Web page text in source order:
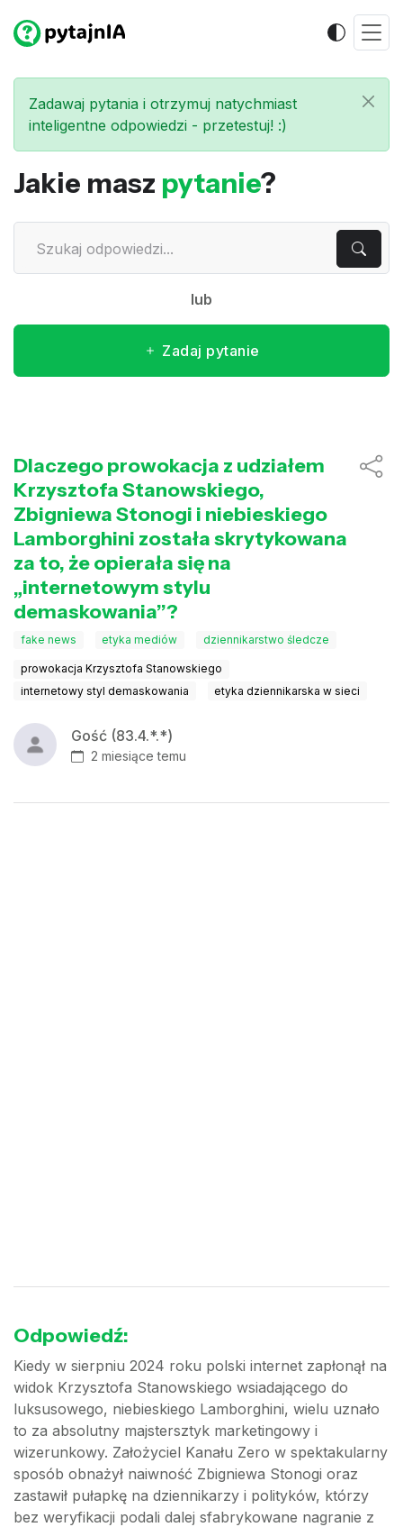
Zadawaj pytania i otrzymuj natychmiast
inteligentne odpowiedzi - przetestuj! :)
Jakie masz pytanie?
lub
Zadaj pytanie
Dlaczego prowokacja z udziałem
Krzysztofa Stanowskiego,
Zbigniewa Stonogi i niebieskiego
Lamborghini została skrytykowana
za to, że opierała się na
„internetowym stylu
demaskowania”?
fake news etyka mediów dziennikarstwo śledcze
prowokacja Krzysztofa Stanowskiego
internetowy styl demaskowania
etyka dziennikarska w sieci
Gość (83.4.*.*)
2 miesiące temu
Odpowiedź:
Kiedy w sierpniu 2024 roku polski internet zapłonął na
widok Krzysztofa Stanowskiego wsiadającego do
luksusowego, niebieskiego Lamborghini, wielu uznało
to za absolutny majstersztyk marketingowy i
wizerunkowy. Założyciel Kanału Zero w spektakularny
sposób obnażył naiwność Zbigniewa Stonogi oraz
zastawił pułapkę na dziennikarzy i polityków, którzy
bez weryfikacji podali dalej sfabrykowane nagranie z